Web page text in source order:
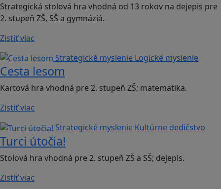
Strategická stolová hra vhodná od 13 rokov na dejepis pre
2. stupeň ZŠ, SŠ a gymnáziá.
Zistiť viac
Strategické myslenie Logické myslenie
Cesta lesom
Kartová hra vhodná pre 2. stupeň ZŠ; matematika.
Zistiť viac
Strategické myslenie Kultúrne dedičstvo
Turci útočia!
Stolová hra vhodná pre 2. stupeň ZŠ a SŠ; dejepis.
Zistiť viac